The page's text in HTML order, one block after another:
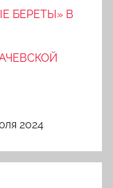
БЕРЕТЫ» В
2024